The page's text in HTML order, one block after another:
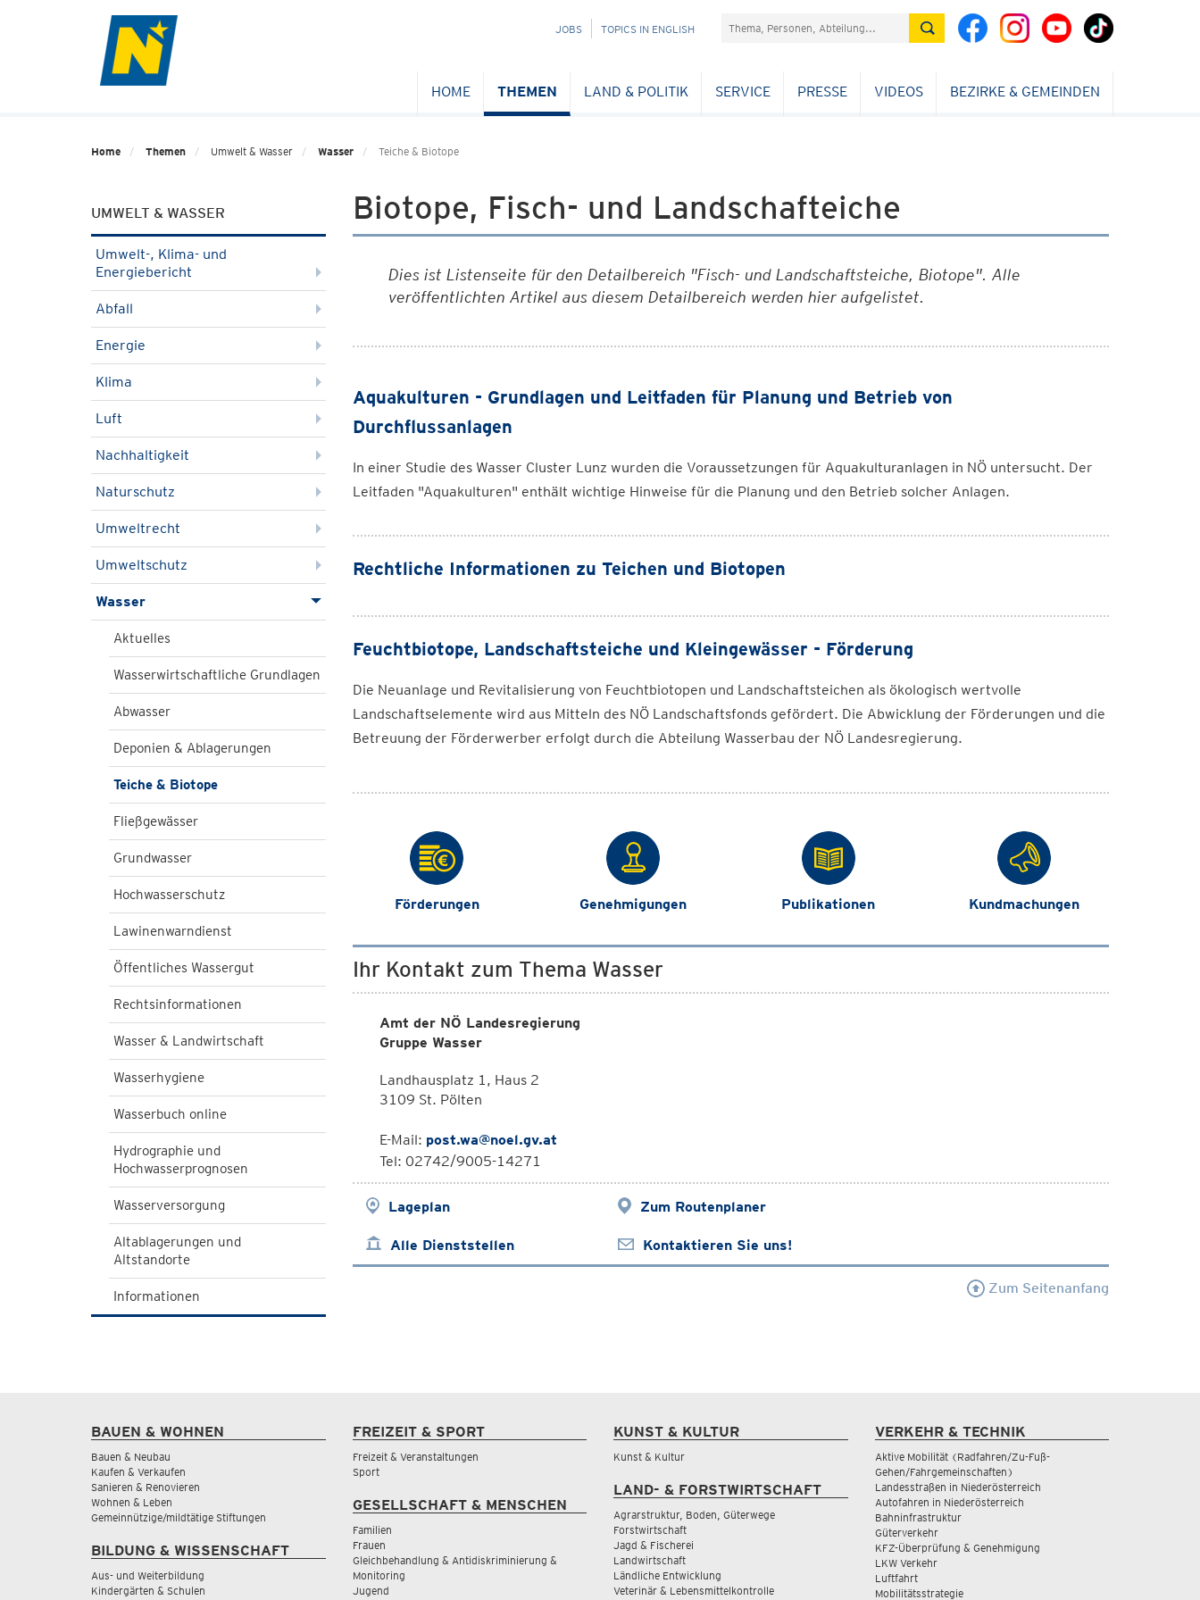
NAVIGATION
JOBS TOPICS IN ENGLISH Suchefeld
HOME THEMEN LAND & POLITIK SERVICE PRESSE VIDEOS BEZIRKE & GEMEINDEN
Home Themen Umwelt & Wasser Wasser Teiche & Biotope
UMWELT & WASSER
Umwelt-, Klima- und
Energiebericht
Abfall
Energie
Klima
Luft
Nachhaltigkeit
Naturschutz
Umweltrecht
Umweltschutz
Wasser
Aktuelles
Wasserwirtschaftliche Grundlagen
Abwasser
Deponien & Ablagerungen
Teiche & Biotope
Fließgewässer
Grundwasser
Hochwasserschutz
Lawinenwarndienst
Öffentliches Wassergut
Rechtsinformationen
Wasser & Landwirtschaft
Wasserhygiene
Wasserbuch online
Hydrographie und
Hochwasserprognosen
Wasserversorgung
Altablagerungen und
Altstandorte
Informationen
Biotope, Fisch- und Landschafteiche
Dies ist Listenseite für den Detailbereich "Fisch- und Landschaftsteiche, Biotope". Alle
veröffentlichten Artikel aus diesem Detailbereich werden hier aufgelistet.
Aquakulturen - Grundlagen und Leitfaden für Planung und Betrieb von
Durchflussanlagen
In einer Studie des Wasser Cluster Lunz wurden die Voraussetzungen für Aquakulturanlagen in NÖ untersucht. Der
Leitfaden "Aquakulturen" enthält wichtige Hinweise für die Planung und den Betrieb solcher Anlagen.
Rechtliche Informationen zu Teichen und Biotopen
Feuchtbiotope, Landschaftsteiche und Kleingewässer - Förderung
Die Neuanlage und Revitalisierung von Feuchtbiotopen und Landschaftsteichen als ökologisch wertvolle
Landschaftselemente wird aus Mitteln des NÖ Landschaftsfonds gefördert. Die Abwicklung der Förderungen und die
Betreuung der Förderwerber erfolgt durch die Abteilung Wasserbau der NÖ Landesregierung.
Förderungen Genehmigungen Publikationen Kundmachungen
Ihr Kontakt zum Thema Wasser
Amt der NÖ Landesregierung
Gruppe Wasser
Landhausplatz 1, Haus 2
3109 St. Pölten
E-Mail: post.wa@noel.gv.at
Tel: 02742/9005-14271
Lageplan Zum Routenplaner
Alle Dienststellen Kontaktieren Sie uns!
Zum Seitenanfang
BAUEN & WOHNEN
Bauen & Neubau
Kaufen & Verkaufen
Sanieren & Renovieren
Wohnen & Leben
Gemeinnützige/mildtätige Stiftungen
BILDUNG & WISSENSCHAFT
Aus- und Weiterbildung
Kindergärten & Schulen
FREIZEIT & SPORT
Freizeit & Veranstaltungen
Sport
GESELLSCHAFT & MENSCHEN
Familien
Frauen
Gleichbehandlung & Antidiskriminierung &
Monitoring
Jugend
KUNST & KULTUR
Kunst & Kultur
LAND- & FORSTWIRTSCHAFT
Agrarstruktur, Boden, Güterwege
Forstwirtschaft
Jagd & Fischerei
Landwirtschaft
Ländliche Entwicklung
Veterinär & Lebensmittelkontrolle
VERKEHR & TECHNIK
Aktive Mobilität (Radfahren/Zu-Fuß-
Gehen/Fahrgemeinschaften)
Landesstraßen in Niederösterreich
Autofahren in Niederösterreich
Bahninfrastruktur
Güterverkehr
KFZ-Überprüfung & Genehmigung
LKW Verkehr
Luftfahrt
Mobilitätsstrategie